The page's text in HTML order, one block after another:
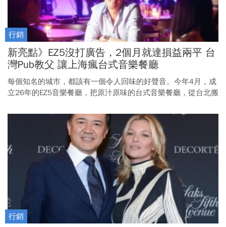
行銷
新亮點》EZ5沒打廣告，2個月就達損益兩平 台
灣Pub教父 讓上海瘋台式音樂餐廳
每個知名的城市，都該有一個令人回味的好聲音。今年4月，成
立26年的EZ5音樂餐廳，把原汁原味的台式音樂餐廳，從台北搬
行銷